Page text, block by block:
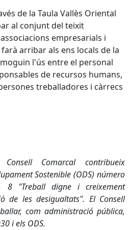
de la Taula Vallès Oriental
al conjunt del teixit
empresarials i
arribar als ens locals de la
l'ús entre el personal
de recursos humans,
treballadores i càrrecs
Comarcal contribueix
Sostenible (ODS) número
8 "Treball digne i creixement
de les desigualtats". El Consell
com administració pública,
i els ODS.